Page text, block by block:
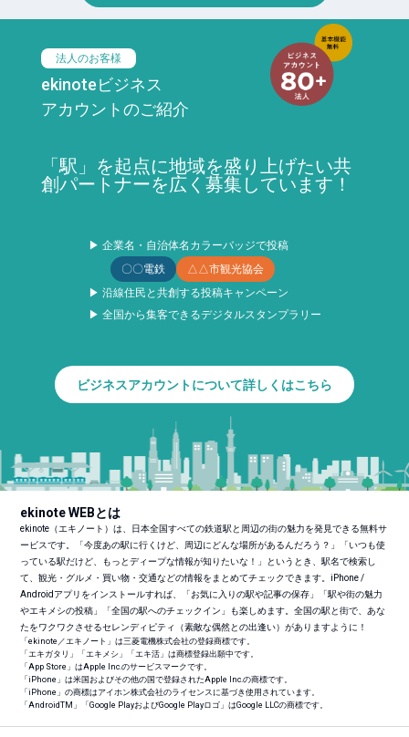
法人のお客様
ekinoteビジネス
アカウントのご紹介
「駅」を起点に地域を盛り上げたい共
創パートナーを広く募集しています！
▶ 企業名・自治体名カラーバッジで投稿
〇〇電鉄
△△市観光協会
▶ 沿線住民と共創する投稿キャンペーン
▶ 全国から集客できるデジタルスタンプラリー
ビジネスアカウントについて詳しくはこちら
ekinote WEBとは
ekinote（エキノート）は、日本全国すべての鉄道駅と周辺の街の魅力を発見できる無料サ
ービスです。「今度あの駅に行くけど、周辺にどんな場所があるんだろう？」「いつも使
っている駅だけど、もっとディープな情報が知りたいな！」というとき、駅名で検索し
て、観光・グルメ・買い物・交通などの情報をまとめてチェックできます。iPhone /
Androidアプリをインストールすれば、「お気に入りの駅や記事の保存」「駅や街の魅力
やエキメシの投稿」「全国の駅へのチェックイン」も楽しめます。全国の駅と街で、あな
たをワクワクさせるセレンディピティ（素敵な偶然との出逢い）がありますように！
「ekinote／エキノート」は三菱電機株式会社の登録商標です。
「エキガタリ」「エキメシ」「エキ活」は商標登録出願中です。
「App Store」はApple Inc.のサービスマークです。
「iPhone」は米国およびその他の国で登録されたApple Inc.の商標です。
「iPhone」の商標はアイホン株式会社のライセンスに基づき使用されています。
「AndroidTM 」「Google PlayおよびGoogle Playロゴ」はGoogle LLCの商標です。